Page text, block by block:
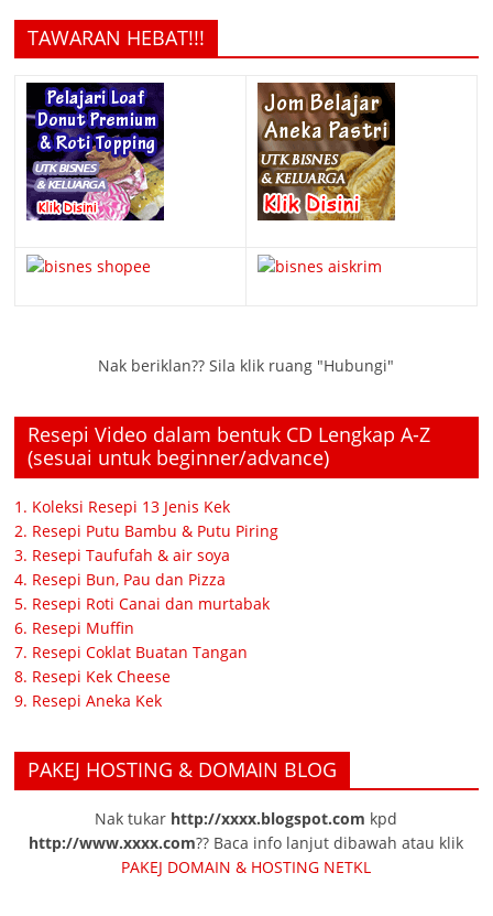
TAWARAN HEBAT!!!
Nak beriklan?? Sila klik ruang "Hubungi"
Resepi Video dalam bentuk CD Lengkap A-Z
(sesuai untuk beginner/advance)
1. Koleksi Resepi 13 Jenis Kek
2. Resepi Putu Bambu & Putu Piring
3. Resepi Taufufah & air soya
4. Resepi Bun, Pau dan Pizza
5. Resepi Roti Canai dan murtabak
6. Resepi Muffin
7. Resepi Coklat Buatan Tangan
8. Resepi Kek Cheese
9. Resepi Aneka Kek
PAKEJ HOSTING & DOMAIN BLOG
Nak tukar http://xxxx.blogspot.com kpd
http://www.xxxx.com?? Baca info lanjut dibawah atau klik
PAKEJ DOMAIN & HOSTING NETKL